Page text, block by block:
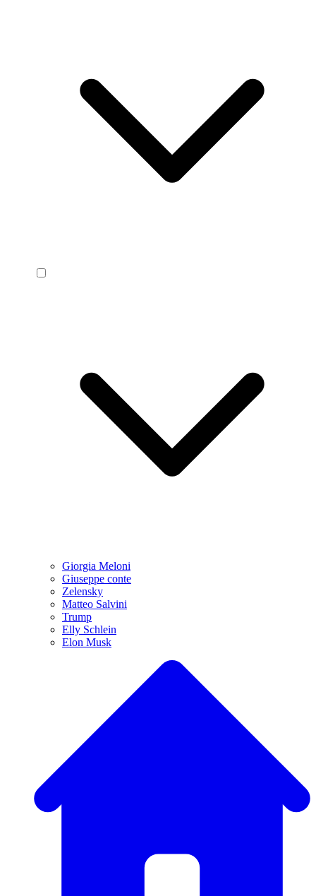
Giorgia Meloni
Giuseppe conte
Zelensky
Matteo Salvini
Trump
Elly Schlein
Elon Musk